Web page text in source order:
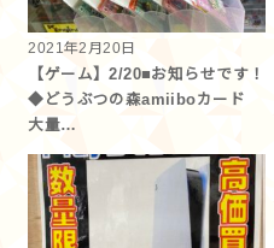
2021年2月20日
【ゲーム】2/20■お知らせです！
◆どうぶつの森amiiboカード
大量…